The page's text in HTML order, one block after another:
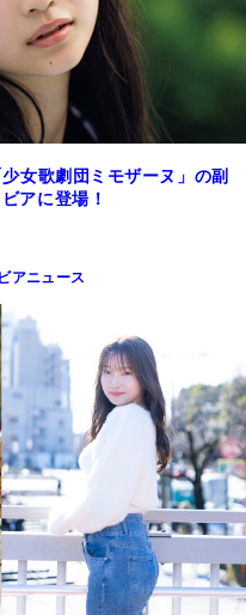
女歌劇団ミモザーヌ」の副
アに登場！
アニュース